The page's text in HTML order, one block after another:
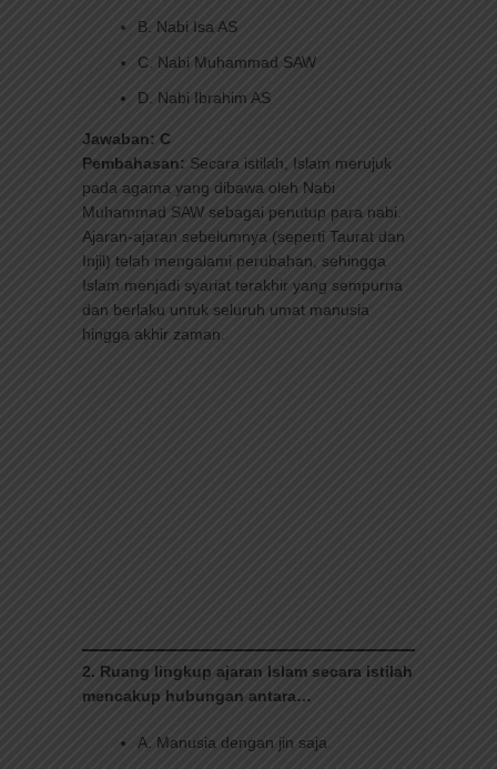
B. Nabi Isa AS
C. Nabi Muhammad SAW
D. Nabi Ibrahim AS
Jawaban: C
Pembahasan: Secara istilah, Islam merujuk
pada agama yang dibawa oleh Nabi
Muhammad SAW sebagai penutup para nabi.
Ajaran-ajaran sebelumnya (seperti Taurat dan
Injil) telah mengalami perubahan, sehingga
Islam menjadi syariat terakhir yang sempurna
dan berlaku untuk seluruh umat manusia
hingga akhir zaman.
2. Ruang lingkup ajaran Islam secara istilah
mencakup hubungan antara…
A. Manusia dengan jin saja